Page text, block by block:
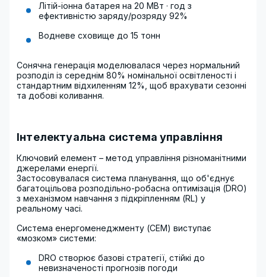
Літій-іонна батарея на 20 МВт · год з
ефективністю заряду/розряду 92%
Водневе сховище до 15 тонн
Сонячна генерація моделювалася через нормальний
розподіл із середнім 80% номінальної освітленості і
стандартним відхиленням 12%, щоб врахувати сезонні
та добові коливання.
Інтелектуальна система управління
Ключовий елемент – метод управління різноманітними
джерелами енергії.
Застосовувалася система планування, що об'єднує
багатоцільова розподільно-робасна оптимізація (DRO)
з механізмом навчання з підкріпленням (RL) у
реальному часі.
Система енергоменеджменту (СЕМ) виступає
«мозком» системи:
DRO створює базові стратегії, стійкі до
невизначеності прогнозів погоди